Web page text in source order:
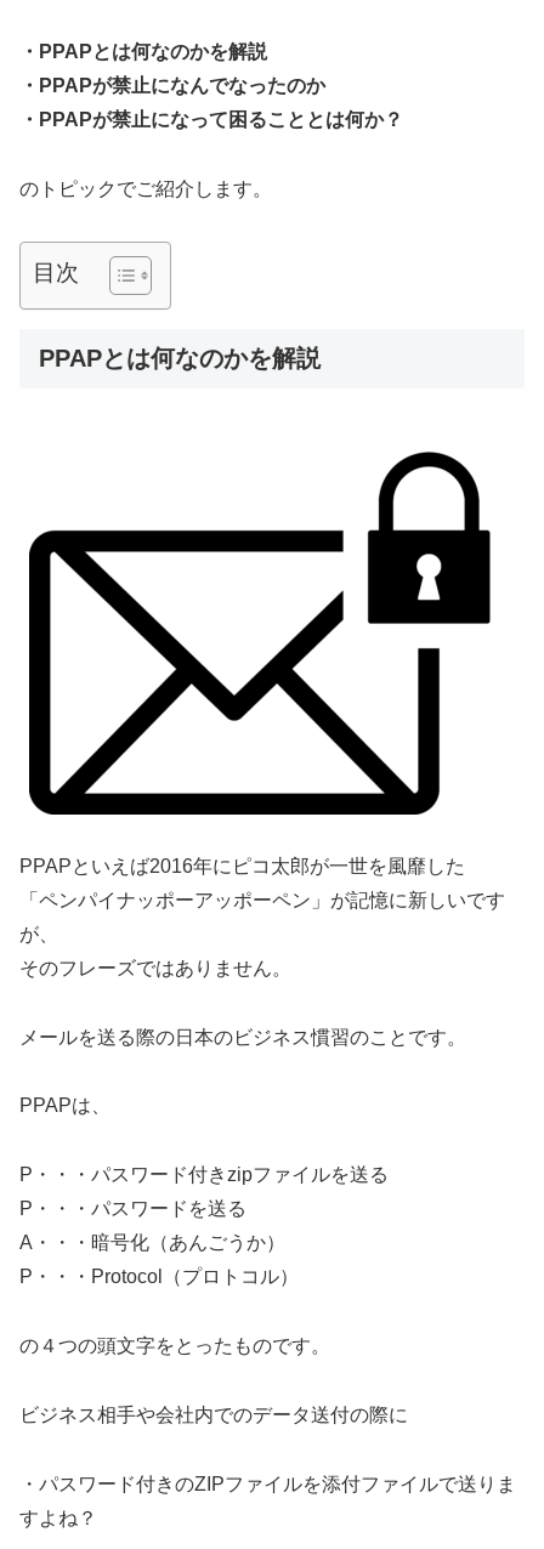
・PPAPとは何なのかを解説
・PPAPが禁止になんでなったのか
・PPAPが禁止になって困ることとは何か？
のトピックでご紹介します。
目次
PPAPとは何なのかを解説
PPAPといえば2016年にピコ太郎が一世を風靡した
「ペンパイナッポーアッポーペン」が記憶に新しいです
が、
そのフレーズではありません。
メールを送る際の日本のビジネス慣習のことです。
PPAPは、
P・・・パスワード付きzipファイルを送る
P・・・パスワードを送る
A・・・暗号化（あんごうか）
P・・・Protocol（プロトコル）
の４つの頭文字をとったものです。
ビジネス相手や会社内でのデータ送付の際に
・パスワード付きのZIPファイルを添付ファイルで送りま
すよね？